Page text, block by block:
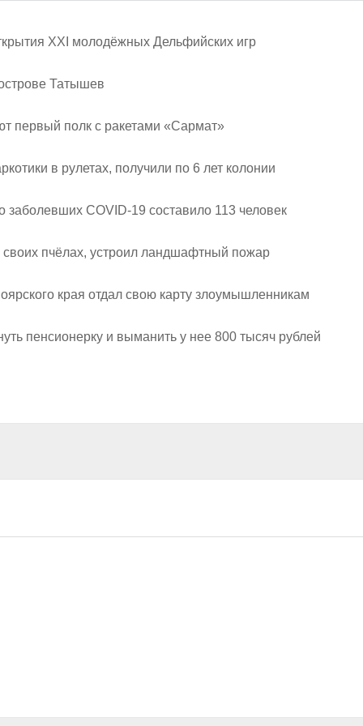
ХХI молодёжных Дельфийских игр
Татышев
первый полк с ракетами «Сармат»
в рулетах, получили по 6 лет колонии
заболевших COVID-19 составило 113 человек
пчёлах, устроил ландшафтный пожар
края отдал свою карту злоумышленникам
пенсионерку и выманить у нее 800 тысяч рублей